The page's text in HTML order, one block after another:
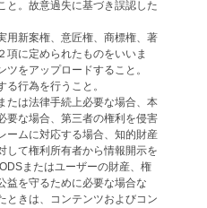
と。故意過失に基づき誤認した
用新案権、意匠権、商標権、著
項に定められたものをいいま
をアップロードすること。
行為を行うこと。
たは法律手続上必要な場合、本
要な場合、第三者の権利を侵害
ームに対応する場合、知的財産
して権利所有者から情報開示を
またはユーザーの財産、権
益を守るために必要な場合な
ときは、コンテンツおよびコン